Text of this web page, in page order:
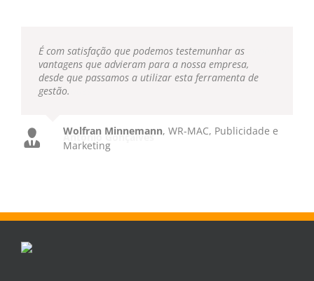
É com satisfação que podemos testemunhar as
vantagens que advieram para a nossa empresa,
desde que passamos a utilizar esta ferramenta de
gestão.
Wolfran Minnemann, WR-MAC, Publicidade e
Marketing